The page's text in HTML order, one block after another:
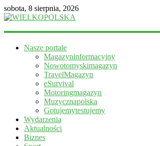
sobota, 8 sierpnia, 2026
WIELKOPOLSKA
informacyjny
Nasze portale
Magazyninformacyjny
Nowotomyskimagazyn
TravelMagazyn
eSurvival
Motoringmagazyn
Muzycznapolska
Gotujemytestujemy
Wydarzenia
Aktualności
Biznes